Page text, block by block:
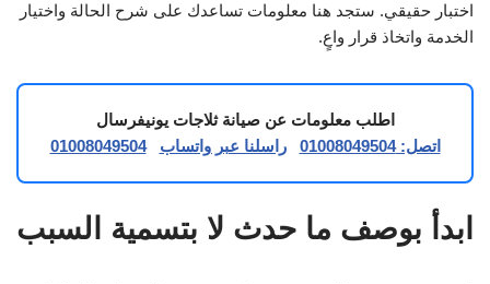
اختبار حقيقي. ستجد هنا معلومات تساعدك على شرح الحالة واختيار
الخدمة واتخاذ قرار واعٍ.
اطلب معلومات عن صيانة ثلاجات يونيفرسال
اتصل: 01008049504
راسلنا عبر واتساب 01008049504
ابدأ بوصف ما حدث لا بتسمية السبب